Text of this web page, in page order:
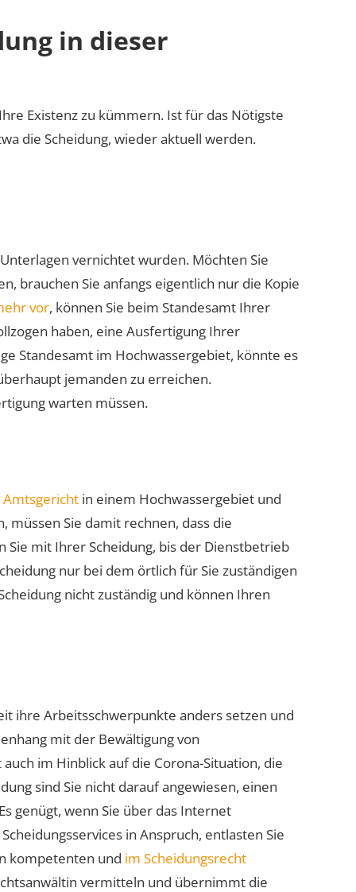
in dieser
Existenz zu kümmern. Ist für das Nötigste
die Scheidung, wieder aktuell werden.
vernichtet wurden. Möchten Sie
brauchen Sie anfangs eigentlich nur die Kopie
vor, können Sie beim Standesamt Ihrer
haben, eine Ausfertigung Ihrer
Standesamt im Hochwassergebiet, könnte es
jemanden zu erreichen.
warten müssen.
Amtsgericht in einem Hochwassergebiet und
müssen Sie damit rechnen, dass die
mit Ihrer Scheidung, bis der Dienstbetrieb
nur bei dem örtlich für Sie zuständigen
nicht zuständig und können Ihren
ihre Arbeits­schwerpunkte anders setzen und
mit der Bewältigung von
im Hinblick auf die Corona-Situation, die
sind Sie nicht darauf angewiesen, einen
genügt, wenn Sie über das Internet
in Anspruch, entlasten Sie
kompetenten und im Scheidungsrecht
vermitteln und übernimmt die